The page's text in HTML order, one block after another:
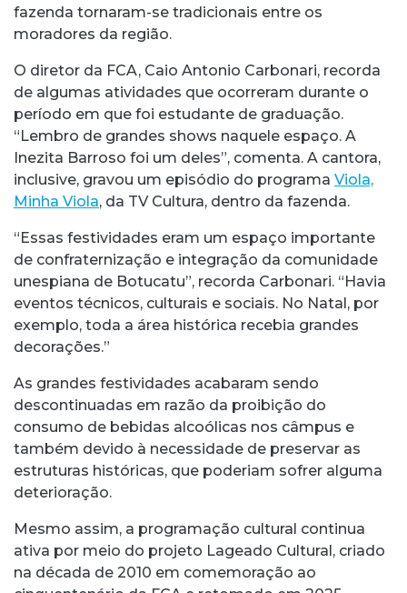
fazenda tornaram-se tradicionais entre os
moradores da região.
O diretor da FCA, Caio Antonio Carbonari, recorda
de algumas atividades que ocorreram durante o
período em que foi estudante de graduação.
“Lembro de grandes shows naquele espaço. A
Inezita Barroso foi um deles”, comenta. A cantora,
inclusive, gravou um episódio do programa Viola,
Minha Viola, da TV Cultura, dentro da fazenda.
“Essas festividades eram um espaço importante
de confraternização e integração da comunidade
unespiana de Botucatu”, recorda Carbonari. “Havia
eventos técnicos, culturais e sociais. No Natal, por
exemplo, toda a área histórica recebia grandes
decorações.”
As grandes festividades acabaram sendo
descontinuadas em razão da proibição do
consumo de bebidas alcoólicas nos câmpus e
também devido à necessidade de preservar as
estruturas históricas, que poderiam sofrer alguma
deterioração.
Mesmo assim, a programação cultural continua
ativa por meio do projeto Lageado Cultural, criado
na década de 2010 em comemoração ao